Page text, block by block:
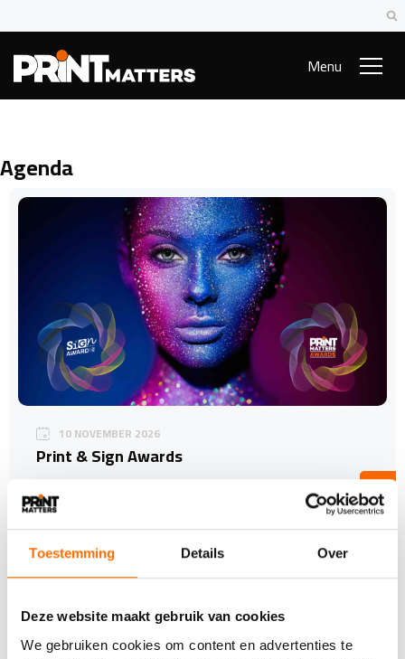
Toestemming Details Over
Deze website maakt gebruik van cookies
We gebruiken cookies om content en advertenties te
Menu
Agenda
10 NOVEMBER 2026
Print & Sign Awards
<<| 1
Populaire evenementen